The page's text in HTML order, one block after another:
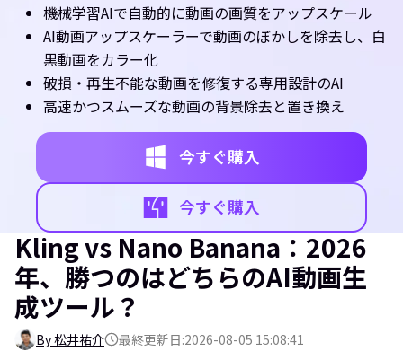
機械学習AIで自動的に動画の画質をアップスケール
AI動画アップスケーラーで動画のぼかしを除去し、白
黒動画をカラー化
破損・再生不能な動画を修復する専用設計のAI
高速かつスムーズな動画の背景除去と置き換え
今すぐ購入
今すぐ購入
Kling vs Nano Banana：2026
年、勝つのはどちらのAI動画生
成ツール？
By 松井祐介 最終更新日:2026-08-05 15:08:41